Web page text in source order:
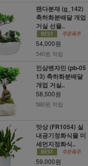
팬다분재 (g_142)
축하화분배달 개업
거실 선물..
54,000원
540원 적립
인삼벤자민 (pb-05
13) 축하화분배달
개업 거실..
58,500원
580원 적립
맛상 (FR1054) 실
내공기정화식물 미
세먼지정화식..
59,000원